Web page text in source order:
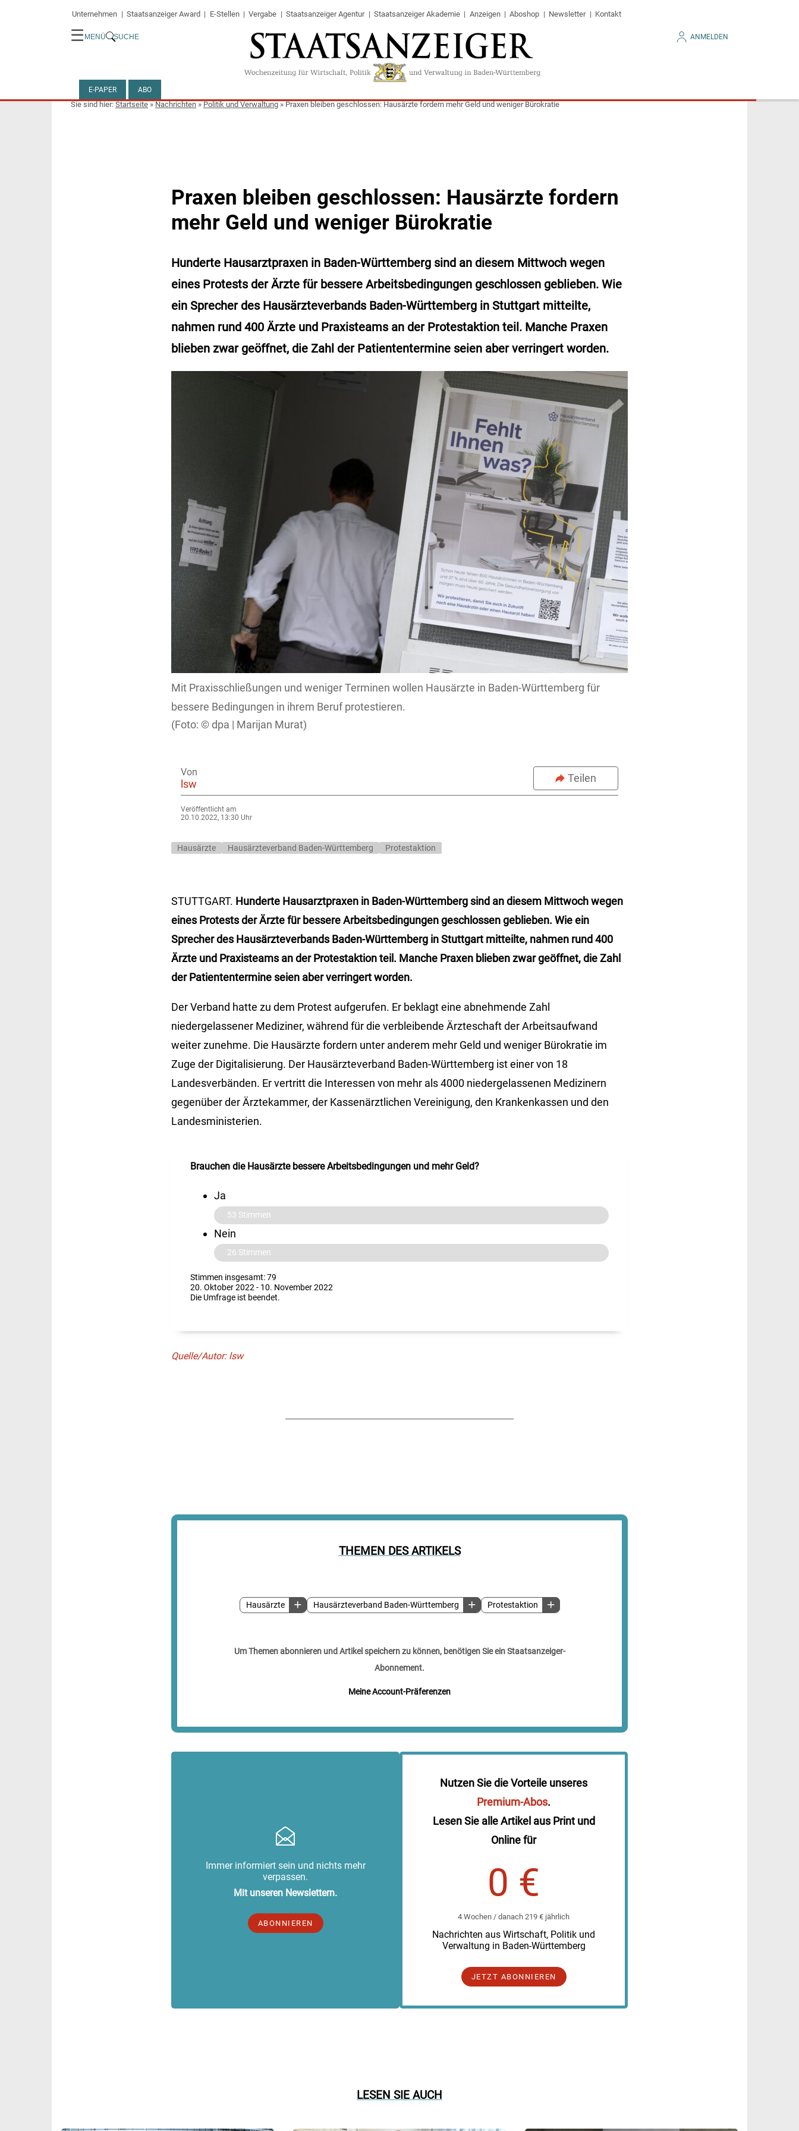
Unternehmen Staatsanzeiger Award E-Stellen Vergabe Staatsanzeiger Agentur Staatsanzeiger Akademie Anzeigen Aboshop Newsletter Kontakt
☰ MENÜ SUCHE ANMELDEN
E-PAPER ABO
Startseite»Nachrichten»Politik und Verwaltung»Praxen bleiben geschlossen: Hausärzte fordern mehr Geld und weniger Bürokratie
THEMEN DES ARTIKELS
Hausärzte Hausärzteverband Baden-Württemberg Protestaktion
Um Themen abonnieren und Artikel speichern zu können, benötigen Sie ein Staatsanzeiger-
Abonnement.
Meine Account-Präferenzen
Praxen bleiben geschlossen: Hausärzte fordern
mehr Geld und weniger Bürokratie
Hunderte Hausarztpraxen in Baden-Württemberg sind an diesem Mittwoch wegen
eines Protests der Ärzte für bessere Arbeitsbedingungen geschlossen geblieben. Wie
ein Sprecher des Hausärzteverbands Baden-Württemberg in Stuttgart mitteilte,
nahmen rund 400 Ärzte und Praxisteams an der Protestaktion teil. Manche Praxen
blieben zwar geöffnet, die Zahl der Patiententermine seien aber verringert worden.
Mit Praxisschließungen und weniger Terminen wollen Hausärzte in Baden-Württemberg für
bessere Bedingungen in ihrem Beruf protestieren.
dpa | Marijan Murat)
Von
lsw Teilen
Veröffentlicht am
20.10.2022, 13:30 Uhr
Hausärzte Hausärzteverband Baden-Württemberg Protestaktion
STUTTGART. Hunderte Hausarztpraxen in Baden-Württemberg sind an diesem Mittwoch wegen
eines Protests der Ärzte für bessere Arbeitsbedingungen geschlossen geblieben. Wie ein
Sprecher des Hausärzteverbands Baden-Württemberg in Stuttgart mitteilte, nahmen rund 400
Ärzte und Praxisteams an der Protestaktion teil. Manche Praxen blieben zwar geöffnet, die Zahl
der Patiententermine seien aber verringert worden.
Der Verband hatte zu dem Protest aufgerufen. Er beklagt eine abnehmende Zahl
niedergelassener Mediziner, während für die verbleibende Ärzteschaft der Arbeitsaufwand
weiter zunehme. Die Hausärzte fordern unter anderem mehr Geld und weniger Bürokratie im
Zuge der Digitalisierung. Der Hausärzteverband Baden-Württemberg ist einer von 18
Landesverbänden. Er vertritt die Interessen von mehr als 4000 niedergelassenen Medizinern
gegenüber der Ärztekammer, der Kassenärztlichen Vereinigung, den Krankenkassen und den
Landesministerien.
Brauchen die Hausärzte bessere Arbeitsbedingungen und mehr Geld?
Ja
53 Stimmen
Nein
26 Stimmen
Stimmen insgesamt: 79
20. Oktober 2022- 10. November 2022
Die Umfrage ist beendet.
Quelle/Autor: lsw
Immer informiert sein und nichts mehr
verpassen.
Mit unseren Newslettern.
ABONNIEREN
Nutzen Sie die Vorteile unseres
Premium-Abos.
Lesen Sie alle Artikel aus Print und
Online für
0 €
4 Wochen / danach 219 € jährlich
Nachrichten aus Wirtschaft, Politik und
Verwaltung in Baden-Württemberg
JETZT ABONNIEREN
LESEN SIE AUCH